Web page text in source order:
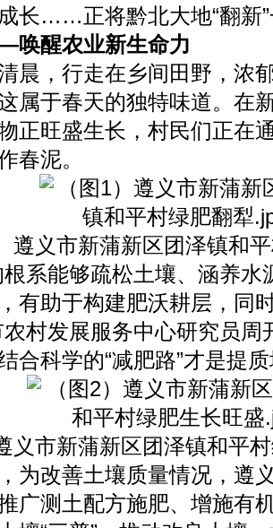
长……正将黔北大地“翻新
醒农业新生命力
，行走在乡间田野，浓
属于春天的独特味道。在
正旺盛生长，村民们正在
春泥。
义市新蒲新区团泽镇和平
能够疏松土壤、涵养水
有助于构建肥沃耕层，同
农村发展服务中心研究员
合科学的“减肥路”才是提
市新蒲新区团泽镇和平村
改善土壤质量情况，遵
广测土配方施肥、增施有